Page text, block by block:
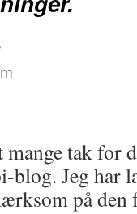
mange tak for
blog. Jeg har
på den